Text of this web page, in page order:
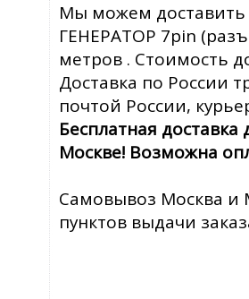
Мы можем доставить
ГЕНЕРАТОР 7pin
метров . Стоимость
Доставка по России
почтой России,
Бесплатная
Москве! Возможна
Самовывоз Москва и
пунктов выдачи